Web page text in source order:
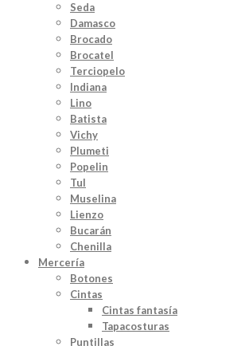
Seda
Damasco
Brocado
Brocatel
Terciopelo
Indiana
Lino
Batista
Vichy
Plumeti
Popelin
Tul
Muselina
Lienzo
Bucarán
Chenilla
Mercería
Botones
Cintas
Cintas fantasía
Tapacosturas
Puntillas